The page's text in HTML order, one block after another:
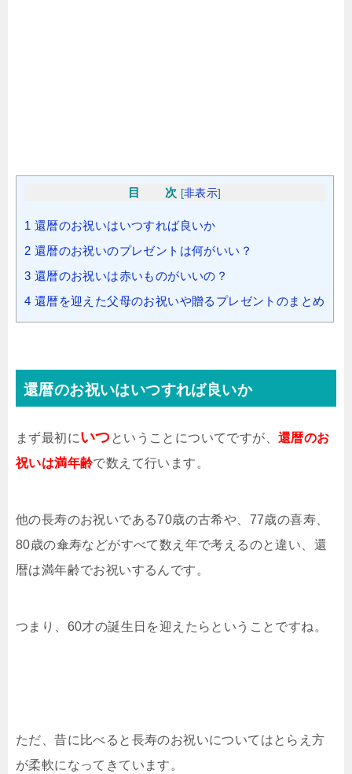
目 次 [非表示]
1 還暦のお祝いはいつすれば良いか
2 還暦のお祝いのプレゼントは何がいい？
3 還暦のお祝いは赤いものがいいの？
4 還暦を迎えた父母のお祝いや贈るプレゼントのまとめ
還暦のお祝いはいつすれば良いか
まず最初にいつということについてですが、還暦のお
祝いは満年齢で数えて行います。
他の長寿のお祝いである70歳の古希や、77歳の喜寿、
80歳の傘寿などがすべて数え年で考えるのと違い、還
暦は満年齢でお祝いするんです。
つまり、60才の誕生日を迎えたらということですね。
ただ、昔に比べると長寿のお祝いについてはとらえ方
が柔軟になってきています。